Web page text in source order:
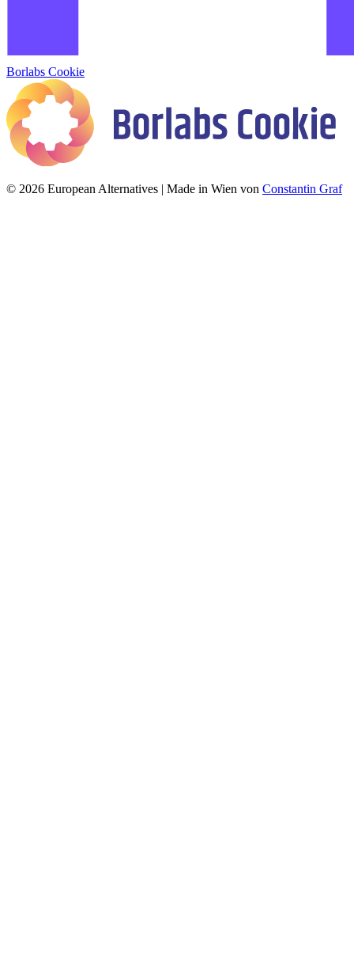
Borlabs Cookie
© 2026 European Alternatives | Made in Wien von Constantin Graf